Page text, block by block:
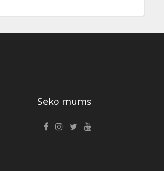
Seko mums